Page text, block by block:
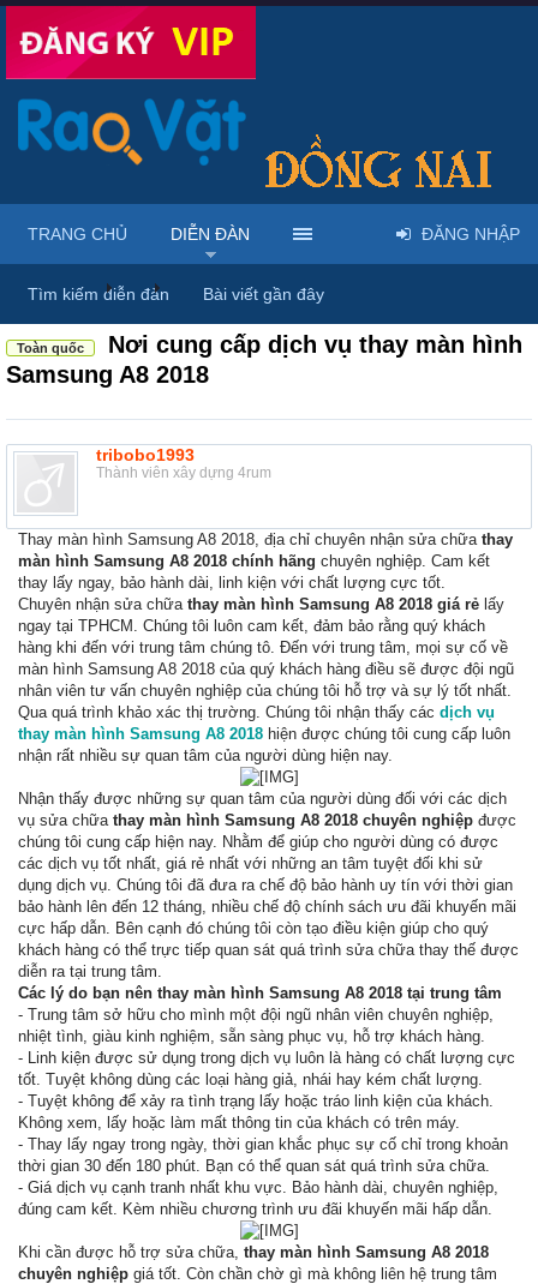
Diễn đàn ... Linh kiện & dịch vụ điện thoại
Toàn quốc
Nơi cung cấp dịch vụ thay màn hình
Samsung A8 2018
tribobo1993
Thành viên xây dựng 4rum
Thay màn hình Samsung A8 2018, địa chỉ chuyên nhận sửa chữa thay
màn hình Samsung A8 2018 chính hãng chuyên nghiệp. Cam kết
thay lấy ngay, bảo hành dài, linh kiện với chất lượng cực tốt.
Chuyên nhận sửa chữa thay màn hình Samsung A8 2018 giá rẻ lấy
ngay tại TPHCM. Chúng tôi luôn cam kết, đảm bảo rằng quý khách
hàng khi đến với trung tâm chúng tô. Đến với trung tâm, mọi sự cố về
màn hình Samsung A8 2018 của quý khách hàng điều sẽ được đội ngũ
nhân viên tư vấn chuyên nghiệp của chúng tôi hỗ trợ và sự lý tốt nhất.
Qua quá trình khảo xác thị trường. Chúng tôi nhận thấy các dịch vụ
thay màn hình Samsung A8 2018 hiện được chúng tôi cung cấp luôn
nhận rất nhiều sự quan tâm của người dùng hiện nay.
Nhận thấy được những sự quan tâm của người dùng đối với các dịch
vụ sửa chữa thay màn hình Samsung A8 2018 chuyên nghiệp được
chúng tôi cung cấp hiện nay. Nhằm để giúp cho người dùng có được
các dịch vụ tốt nhất, giá rẻ nhất với những an tâm tuyệt đối khi sử
dụng dịch vụ. Chúng tôi đã đưa ra chế độ bảo hành uy tín với thời gian
bảo hành lên đến 12 tháng, nhiều chế độ chính sách ưu đãi khuyến mãi
cực hấp dẫn. Bên cạnh đó chúng tôi còn tạo điều kiện giúp cho quý
khách hàng có thể trực tiếp quan sát quá trình sửa chữa thay thế được
diễn ra tại trung tâm.
Các lý do bạn nên thay màn hình Samsung A8 2018 tại trung tâm
- Trung tâm sở hữu cho mình một đội ngũ nhân viên chuyên nghiệp,
nhiệt tình, giàu kinh nghiệm, sẵn sàng phục vụ, hỗ trợ khách hàng.
- Linh kiện được sử dụng trong dịch vụ luôn là hàng có chất lượng cực
tốt. Tuyệt không dùng các loại hàng giả, nhái hay kém chất lượng.
- Tuyệt không để xảy ra tình trạng lấy hoặc tráo linh kiện của khách.
Không xem, lấy hoặc làm mất thông tin của khách có trên máy.
- Thay lấy ngay trong ngày, thời gian khắc phục sự cố chỉ trong khoản
thời gian 30 đến 180 phút. Bạn có thể quan sát quá trình sửa chữa.
- Giá dịch vụ cạnh tranh nhất khu vực. Bảo hành dài, chuyên nghiệp,
đúng cam kết. Kèm nhiều chương trình ưu đãi khuyến mãi hấp dẫn.
Khi cần được hỗ trợ sửa chữa, thay màn hình Samsung A8 2018
chuyên nghiệp giá tốt. Còn chần chờ gì mà không liên hệ trung tâm
TRANG CHỦ DIỄN ĐÀN
Tìm kiếm diễn đàn Bài viết gần đây
ĐĂNG NHẬP